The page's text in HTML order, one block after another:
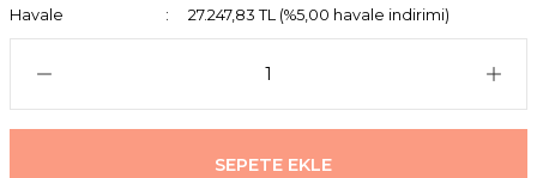
Havale
27.247,83 TL (%5,00 havale indirimi)
SEPETE EKLE